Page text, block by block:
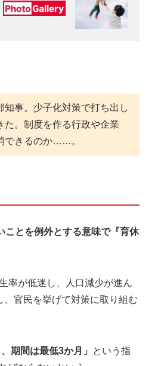
知事。少子化対策で打ち出し
た。制度を作る行政や企業
できるのか……。
ことを例外とする意味で『育休
率が低迷し、人口減少が進ん
官民を挙げて対策に取り組む
期間は最低3か月」
という指